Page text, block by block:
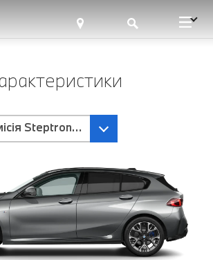
Steptronic з подвійним